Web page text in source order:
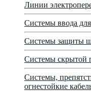
Линии
Системы ввода
Системы защиты
Системы скрытой
Системы,
огнестойкие